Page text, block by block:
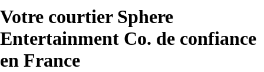
Votre courtier Sphere
Entertainment Co. de confiance
en France